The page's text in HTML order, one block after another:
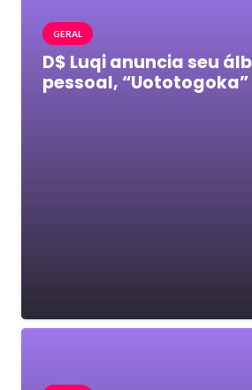
GERAL
D$ Luqi anuncia seu
pessoal, “Uototogoka”